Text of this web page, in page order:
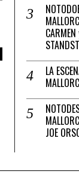
LA
JOE